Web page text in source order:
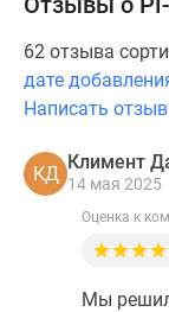
62 отзыва
дате
Написать отзыв
КД
Климент
14 мая 2025
Оценка к
Мы